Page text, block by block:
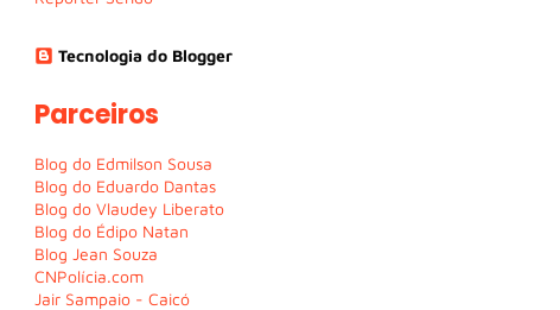
Tecnologia do Blogger
Parceiros
Blog do Edmilson Sousa
Blog do Eduardo Dantas
Blog do Vlaudey Liberato
Blog do Édipo Natan
Blog Jean Souza
CNPolícia.com
Jair Sampaio - Caicó